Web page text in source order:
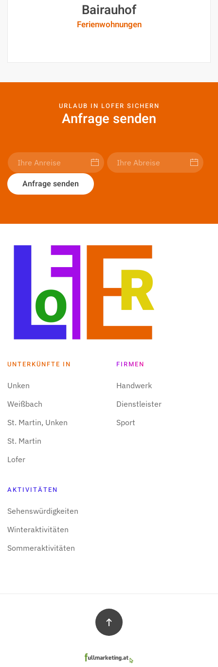
Bairauhof
Ferienwohnungen
URLAUB IN LOFER SICHERN
Anfrage senden
Anfrage senden
UNTERKÜNFTE IN
Unken
Weißbach
St. Martin, Unken
St. Martin
Lofer
FIRMEN
Handwerk
Dienstleister
Sport
AKTIVITÄTEN
Sehens­würdigkeiten
Winter­aktivitäten
Sommer­aktivitäten